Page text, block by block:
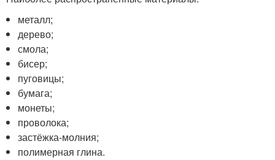
металл;
дерево;
смола;
бисер;
пуговицы;
бумага;
монеты;
проволока;
застёжка-молния;
полимерная глина.